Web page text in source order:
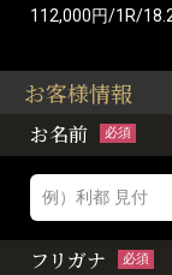
112,000円/1R/
お客様情報
お名前 必須
フリガナ 必須